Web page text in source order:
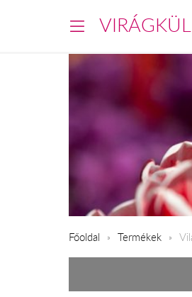
Főoldal Termékek